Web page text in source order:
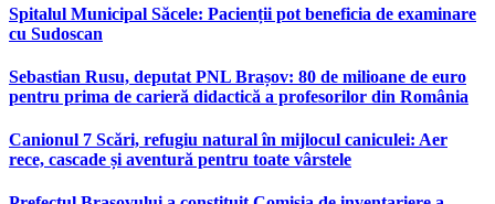
Spitalul Municipal Săcele: Pacienții pot beneficia de examinare
cu Sudoscan
Sebastian Rusu, deputat PNL Brașov: 80 de milioane de euro
pentru prima de carieră didactică a profesorilor din România
Canionul 7 Scări, refugiu natural în mijlocul caniculei: Aer
rece, cascade și aventură pentru toate vârstele